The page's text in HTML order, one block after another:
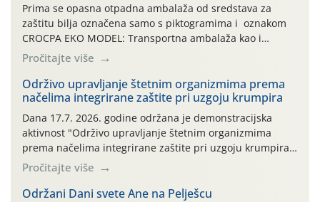
Prima se opasna otpadna ambalaža od sredstava za
zaštitu bilja označena samo s piktogramima i oznakom
CROCPA EKO MODEL: Transportna ambalaža kao i
ambalaža drugih proizvoda koji nisu sredstva za zaštitu
bilja (npr. ambalaža od mineralnih gnojiva,) se ne
prihvaća. Korisnicima je osiguran besplatni povrat
prazne ambalaže isključivo ovih tvrtki: AGROCHEM-MAKS,
AGRONOM, ALBAUGH TKI* (PINUS […]
Pročitajte više
Održivo upravljanje štetnim organizmima prema
načelima integrirane zaštite pri uzgoju krumpira
Dana 17.7. 2026. godine održana je demonstracijska
aktivnost "Održivo upravljanje štetnim organizmima
prema načelima integrirane zaštite pri uzgoju krumpira"
na pokusnom polju "Poredje", kraj naselja Belica (ARKOD
parcela ID 2445031) (središnji dio Međimurske županije).
Pročitajte više
Održani Dani svete Ane na Pelješcu